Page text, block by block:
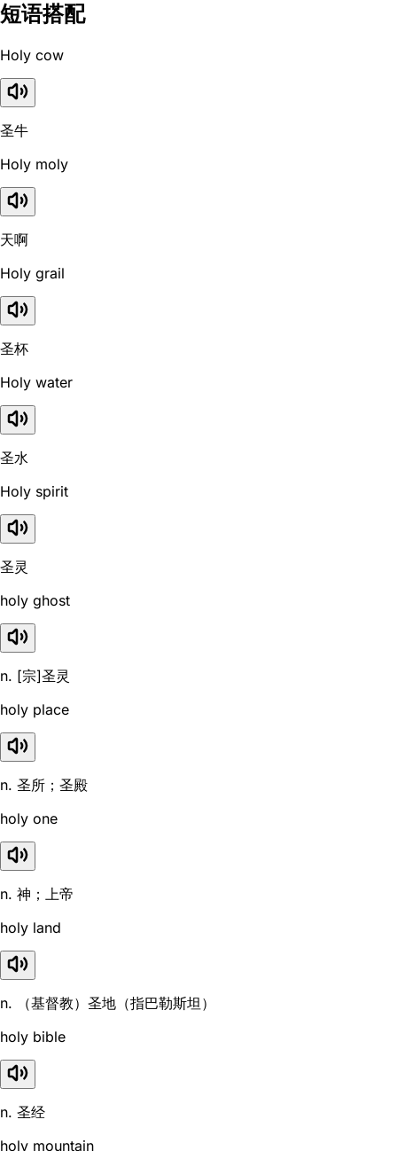
短语搭配
Holy cow
圣牛
Holy moly
天啊
Holy grail
圣杯
Holy water
圣水
Holy spirit
圣灵
holy ghost
n. [宗]圣灵
holy place
n. 圣所；圣殿
holy one
n. 神；上帝
holy land
n. （基督教）圣地（指巴勒斯坦）
holy bible
n. 圣经
holy mountain